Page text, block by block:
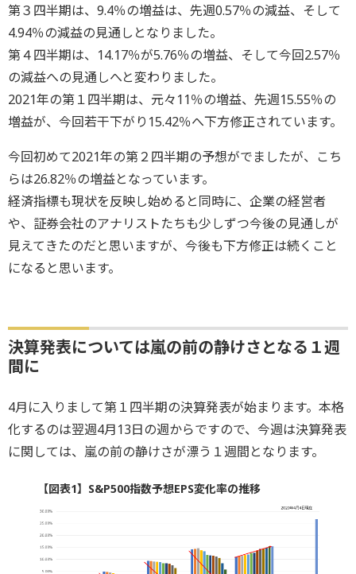
第３四半期は、9.4％の増益は、先週0.57％の減益、そして
4.94％の減益の見通しとなりました。
第４四半期は、14.17％が5.76％の増益、そして今回2.57％
の減益への見通しへと変わりました。
2021年の第１四半期は、元々11％の増益、先週15.55％の
増益が、今回若干下がり15.42％へ下方修正されています。
今回初めて2021年の第２四半期の予想がでましたが、こち
らは26.82％の増益となっています。
経済指標も現状を反映し始めると同時に、企業の経営者
や、証券会社のアナリストたちも少しずつ今後の見通しが
見えてきたのだと思いますが、今後も下方修正は続くこと
になると思います。
決算発表については嵐の前の静けさとなる１週
間に
4月に入りまして第１四半期の決算発表が始まります。本格
化するのは翌週4月13日の週からですので、今週は決算発表
に関しては、嵐の前の静けさが漂う１週間となります。
【図表1】S&P500指数予想EPS変化率の推移